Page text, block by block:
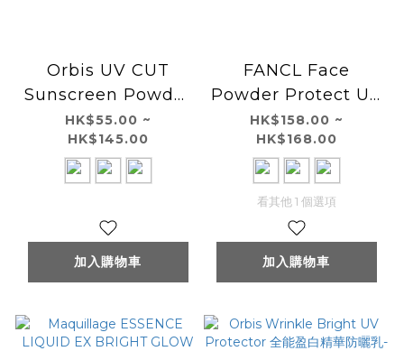
Orbis UV CUT
Sunscreen Powder
SPF50+ PA++++
HK$55.00 ~
HK$145.00
加入購物車
FANCL Face
Powder Protect UV
夏日防曬蜜粉
SPF50+ PA++++
HK$158.00 ~
HK$168.00
看其他 1 個選項
加入購物車